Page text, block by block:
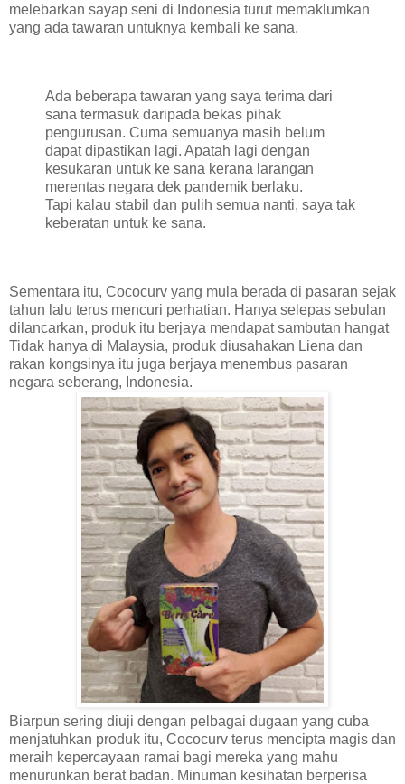
melebarkan sayap seni di Indonesia turut memaklumkan
yang ada tawaran untuknya kembali ke sana.
Ada beberapa tawaran yang saya terima dari
sana termasuk daripada bekas pihak
pengurusan. Cuma semuanya masih belum
dapat dipastikan lagi. Apatah lagi dengan
kesukaran untuk ke sana kerana larangan
merentas negara dek pandemik berlaku.
Tapi kalau stabil dan pulih semua nanti, saya tak
keberatan untuk ke sana.
Sementara itu, Cococurv yang mula berada di pasaran sejak
tahun lalu terus mencuri perhatian. Hanya selepas sebulan
dilancarkan, produk itu berjaya mendapat sambutan hangat
Tidak hanya di Malaysia, produk diusahakan Liena dan
rakan kongsinya itu juga berjaya menembus pasaran
negara seberang, Indonesia.
Biarpun sering diuji dengan pelbagai dugaan yang cuba
menjatuhkan produk itu, Cococurv terus mencipta magis dan
meraih kepercayaan ramai bagi mereka yang mahu
menurunkan berat badan. Minuman kesihatan berperisa